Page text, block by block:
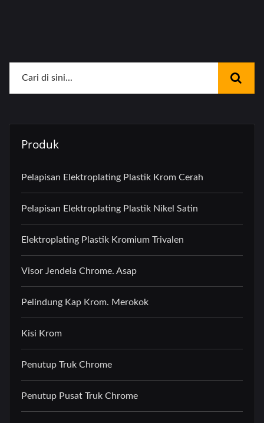
Produk
Pelapisan Elektroplating Plastik Krom Cerah
Pelapisan Elektroplating Plastik Nikel Satin
Elektroplating Plastik Kromium Trivalen
Visor Jendela Chrome. Asap
Pelindung Kap Krom. Merokok
Kisi Krom
Penutup Truk Chrome
Penutup Pusat Truk Chrome